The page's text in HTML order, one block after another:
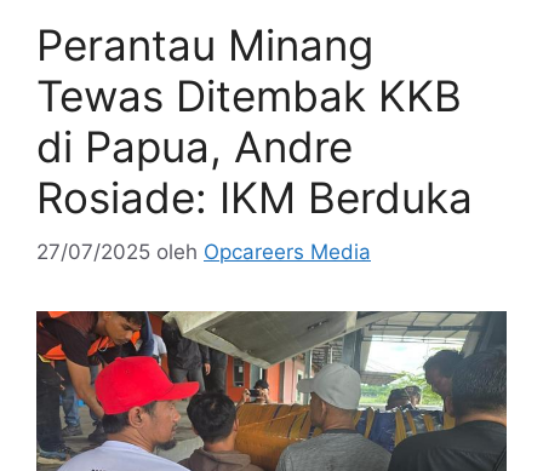
Perantau Minang
Tewas Ditembak KKB
di Papua, Andre
Rosiade: IKM Berduka
27/07/2025 oleh Opcareers Media